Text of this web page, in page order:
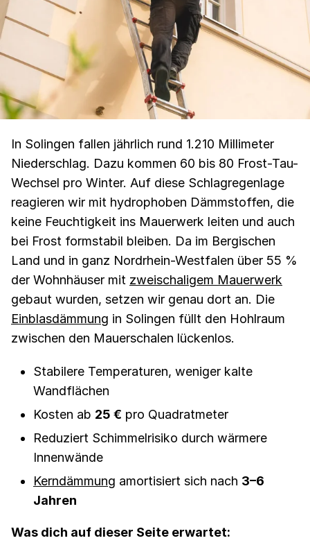
In Solingen fallen jährlich rund 1.210 Millimeter
Niederschlag. Dazu kommen 60 bis 80 Frost-Tau-
Wechsel pro Winter. Auf diese Schlagregenlage
reagieren wir mit hydrophoben Dämmstoffen, die
keine Feuchtigkeit ins Mauerwerk leiten und auch
bei Frost formstabil bleiben. Da im Bergischen
Land und in ganz Nordrhein-Westfalen über 55 %
der Wohnhäuser mit zweischaligem Mauerwerk
gebaut wurden, setzen wir genau dort an. Die
Einblasdämmung in Solingen füllt den Hohlraum
zwischen den Mauerschalen lückenlos.
Stabilere Temperaturen, weniger kalte
Wandflächen
Kosten ab 25 € pro Quadratmeter
Reduziert Schimmelrisiko durch wärmere
Innenwände
Kerndämmung amortisiert sich nach 3–6
Jahren
Was dich auf dieser Seite erwartet: